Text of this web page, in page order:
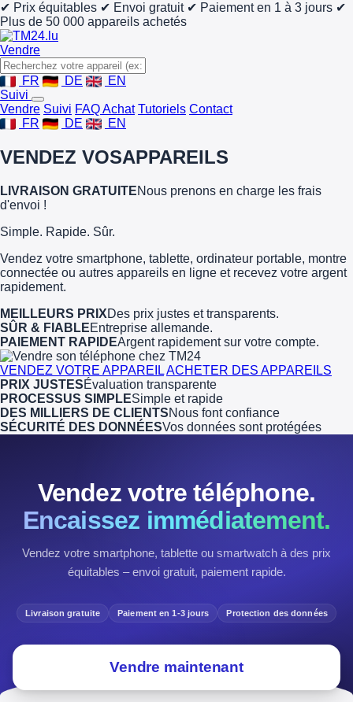
✔ Prix équitables ✔ Envoi gratuit ✔ Paiement en 1 à 3 jours ✔
Plus de 50 000 appareils achetés
Vendre
FR DE
EN
Suivi
Vendre Suivi FAQ Achat Tutoriels Contact
FR
DE EN
VENDEZ VOSAPPAREILS
LIVRAISON GRATUITENous prenons en charge les frais
d'envoi !
Simple. Rapide. Sûr.
Vendez votre smartphone, tablette, ordinateur portable, montre
connectée ou autres appareils en ligne et recevez votre argent
rapidement.
MEILLEURS PRIXDes prix justes et transparents.
SÛR & FIABLEEntreprise allemande.
PAIEMENT RAPIDEArgent rapidement sur votre compte.
VENDEZ VOTRE APPAREILACHETER DES APPAREILS
PRIX JUSTESÉvaluation transparente
PROCESSUS SIMPLESimple et rapide
DES MILLIERS DE CLIENTSNous font confiance
SÉCURITÉ DES DONNÉESVos données sont protégées
Vendez votre téléphone.
Encaissez immédiatement.
Vendez votre smartphone, tablette ou smartwatch à des prix
équitables – envoi gratuit, paiement rapide.
Livraison gratuite Paiement en 1-3 jours Protection des données
Vendre maintenant